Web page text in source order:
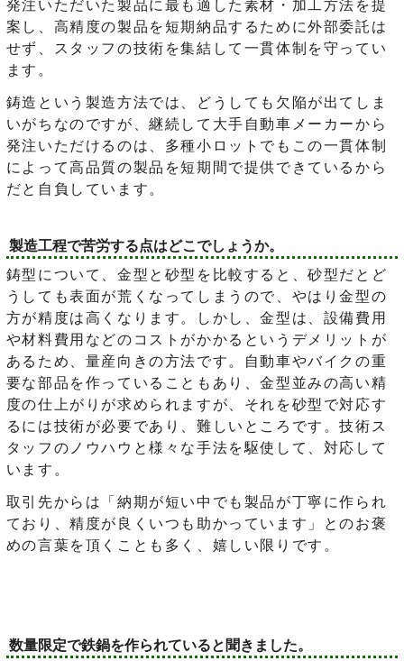
案し、高精度の製品を短期納品するために外部委託は
せず、スタッフの技術を集結して一貫体制を守ってい
ます。
鋳造という製造方法では、どうしても欠陥が出てしま
いがちなのですが、継続して大手自動車メーカーから
発注いただけるのは、多種小ロットでもこの一貫体制
によって高品質の製品を短期間で提供できているから
だと自負しています。
製造工程で苦労する点はどこでしょうか。
鋳型について、金型と砂型を比較すると、砂型だとど
うしても表面が荒くなってしまうので、やはり金型の
方が精度は高くなります。しかし、金型は、設備費用
や材料費用などのコストがかかるというデメリットが
あるため、量産向きの方法です。自動車やバイクの重
要な部品を作っていることもあり、金型並みの高い精
度の仕上がりが求められますが、それを砂型で対応す
るには技術が必要であり、難しいところです。技術ス
タッフのノウハウと様々な手法を駆使して、対応して
います。
取引先からは「納期が短い中でも製品が丁寧に作られ
ており、精度が良くいつも助かっています」とのお褒
めの言葉を頂くことも多く、嬉しい限りです。
数量限定で鉄鍋を作られていると聞きました。